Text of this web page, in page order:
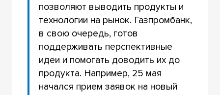
позволяют выводить продукты и
технологии на рынок. Газпромбанк,
в свою очередь, готов
поддерживать перспективные
идеи и помогать доводить их до
продукта. Например, 25 мая
начался прием заявок на новый